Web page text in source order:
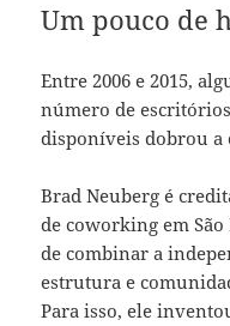
Um pouco de
Entre 2006 e 2015,
número de
disponíveis dobrou a
Brad Neuberg é
de coworking em São
de combinar a
estrutura e
Para isso, ele